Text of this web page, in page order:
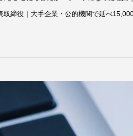
締役｜大手企業・公的機関で延べ